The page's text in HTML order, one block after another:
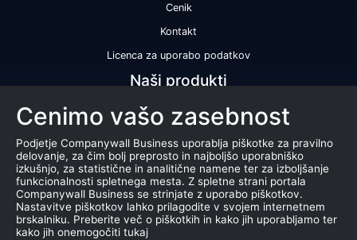
Cenik
Kontakt
Licenca za uporabo podatkov
Naši produkti
Bonitetna ocena
Bonitetno poročilo
Certifikat bonitetne odličnosti
Produkti
Sodelovanje z registrom AJPES
Cenimo vašo zasebnost
Podjetje Companywall Business uporablja piškotke za pravilno
delovanje, za čim bolj preprosto in najboljšo uporabniško
izkušnjo, za statistične in analitične namene ter za izboljšanje
funkcionalnosti spletnega mesta. Z spletne strani portala
Companywall Business se strinjate z uporabo piškotkov.
Nastavitve piškotkov lahko prilagodite v svojem internetnem
brskalniku. Preberite več o piškotkih in kako jih uporabljamo ter
kako jih onemogočiti tukaj